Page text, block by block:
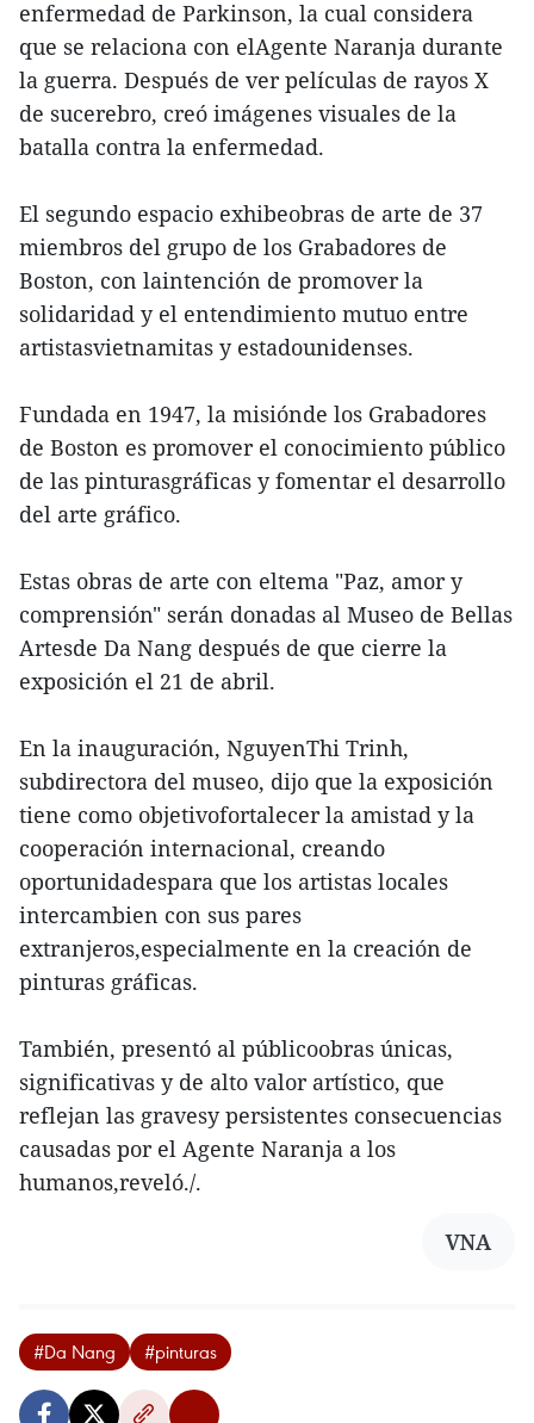
enfermedad de Parkinson, la cual considera
que se relaciona con elAgente Naranja durante
la guerra. Después de ver películas de rayos X
de sucerebro, creó imágenes visuales de la
batalla contra la enfermedad.
El segundo espacio exhibeobras de arte de 37
miembros del grupo de los Grabadores de
Boston, con laintención de promover la
solidaridad y el entendimiento mutuo entre
artistasvietnamitas y estadounidenses.
Fundada en 1947, la misiónde los Grabadores
de Boston es promover el conocimiento público
de las pinturasgráficas y fomentar el desarrollo
del arte gráfico.
Estas obras de arte con eltema "Paz, amor y
comprensión" serán donadas al Museo de Bellas
Artesde Da Nang después de que cierre la
exposición el 21 de abril.
En la inauguración, NguyenThi Trinh,
subdirectora del museo, dijo que la exposición
tiene como objetivofortalecer la amistad y la
cooperación internacional, creando
oportunidadespara que los artistas locales
intercambien con sus pares
extranjeros,especialmente en la creación de
pinturas gráficas.
También, presentó al públicoobras únicas,
significativas y de alto valor artístico, que
reflejan las gravesy persistentes consecuencias
causadas por el Agente Naranja a los
humanos,reveló./.
VNA
#Da Nang #pinturas